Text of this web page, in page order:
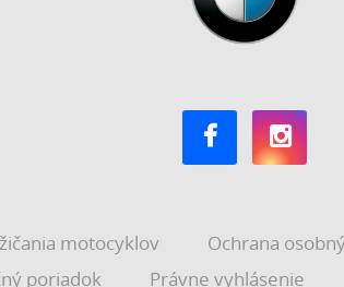
motocyklov Ochrana
poriadok
Právne vyhlásenie